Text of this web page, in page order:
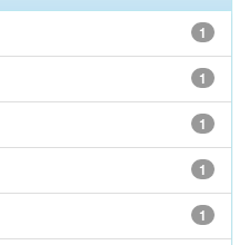
1
1
1
1
1